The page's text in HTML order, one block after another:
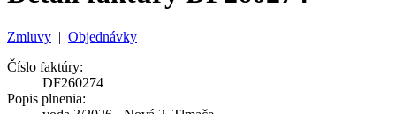
Zmluvy | Objednávky
Číslo faktúry:
DF260274
Popis plnenia: